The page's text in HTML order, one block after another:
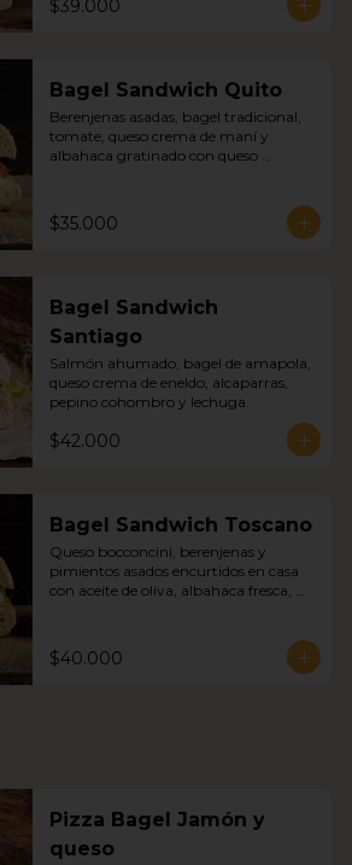
$39.000
Bagel Sandwich Quito
Berenjenas asadas, bagel tradicional,
tomate, queso crema de maní y
albahaca gratinado con queso
$35.000
Bagel Sandwich
Santiago
Salmón ahumado, bagel de amapola,
queso crema de eneldo, alcaparras,
pepino cohombro y lechuga.
$42.000
Bagel Sandwich Toscano
Queso bocconcini, berenjenas y
pimientos asados encurtidos en casa
con aceite de oliva, albahaca fresca,
$40.000
Pizza Bagel Jamón y
queso